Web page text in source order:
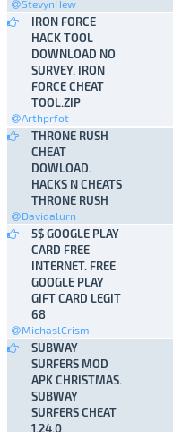
StevynHew
IRON FORCE
HACK TOOL
DOWNLOAD NO
SURVEY. IRON
FORCE CHEAT
TOOL.ZIP
Arthprfot
THRONE RUSH
CHEAT
DOWLOAD.
HACKS N CHEATS
THRONE RUSH
Davidalurn
5$ GOOGLE PLAY
CARD FREE
INTERNET. FREE
GOOGLE PLAY
GIFT CARD LEGIT
68
MichaslCrism
SUBWAY
SURFERS MOD
APK CHRISTMAS.
SUBWAY
SURFERS CHEAT
1.24.0